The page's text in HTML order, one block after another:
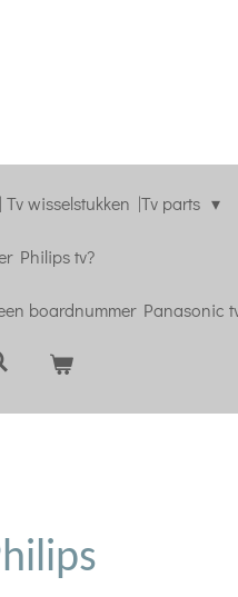
wisselstukken |Tv parts
Philips tv?
boardnummer Panasonic